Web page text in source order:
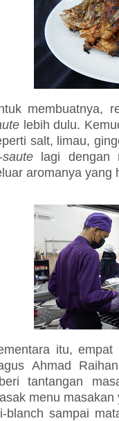
membuatnya,
lebih dulu.
salt, limau,
saute lagi dengan
aromanya yang
itu,
Ahmad
tantangan
menu
blanch sampai